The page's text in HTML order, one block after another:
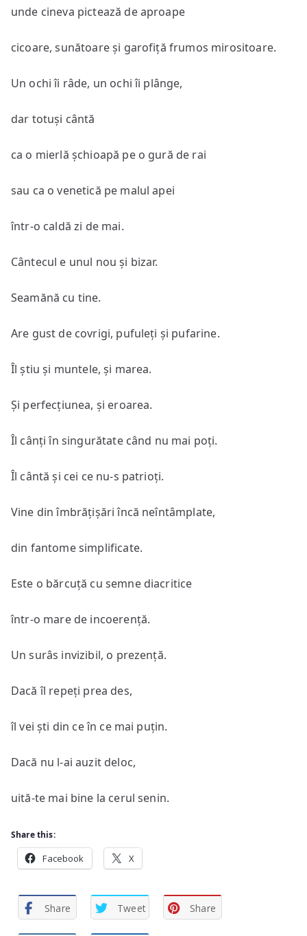
unde cineva pictează de aproape
cicoare, sunătoare și garofiță frumos mirositoare.
Un ochi îi râde, un ochi îi plânge,
dar totuși cântă
ca o mierlă șchioapă pe o gură de rai
sau ca o venetică pe malul apei
într-o caldă zi de mai.
Cântecul e unul nou și bizar.
Seamănă cu tine.
Are gust de covrigi, pufuleți și pufarine.
Îl știu și muntele, și marea.
Și perfecțiunea, și eroarea.
Îl cânți în singurătate când nu mai poți.
Îl cântă și cei ce nu-s patrioți.
Vine din îmbrățișări încă neîntâmplate,
din fantome simplificate.
Este o bărcuță cu semne diacritice
într-o mare de incoerență.
Un surâs invizibil, o prezență.
Dacă îl repeți prea des,
îl vei ști din ce în ce mai puțin.
Dacă nu l-ai auzit deloc,
uită-te mai bine la cerul senin.
Share this:
Facebook X
Share Tweet Share